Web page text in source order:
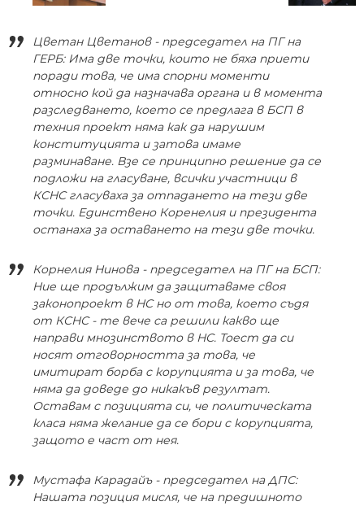
Цветан Цветанов - председател на ПГ на
ГЕРБ: Има две точки, които не бяха приети
поради това, че има спорни моменти
относно кой да назначава органа и в момента
разследването, което се предлага в БСП в
техния проект няма как да нарушим
конституцията и затова имаме
разминаване. Взе се принципно решение да се
подложи на гласуване, всички участници в
КСНС гласуваха за отпадането на тези две
точки. Единствено Коренелия и президента
останаха за оставането на тези две точки.
Корнелия Нинова - председател на ПГ на БСП:
Ние ще продължим да защитаваме своя
законопроект в НС но от това, което съдя
от КСНС - те вече са решили какво ще
направи мнозинството в НС. Тоест да си
носят отговорността за това, че
имитират борба с корупцията и за това, че
няма да доведе до никакъв резултат.
Оставам с позицията си, че политическата
класа няма желание да се бори с корупцията,
защото е част от нея.
Мустафа Карадайъ - председател на ДПС:
Нашата позиция мисля, че на предишното